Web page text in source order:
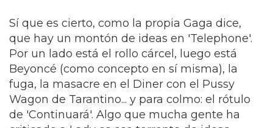
Sí que es cierto, como la propia Gaga dice,
que hay un montón de ideas en 'Telephone'.
Por un lado está el rollo cárcel, luego está
Beyoncé (como concepto en sí misma), la
fuga, la masacre en el Diner con el Pussy
Wagon de Tarantino... y para colmo: el rótulo
de 'Continuará'. Algo que mucha gente ha